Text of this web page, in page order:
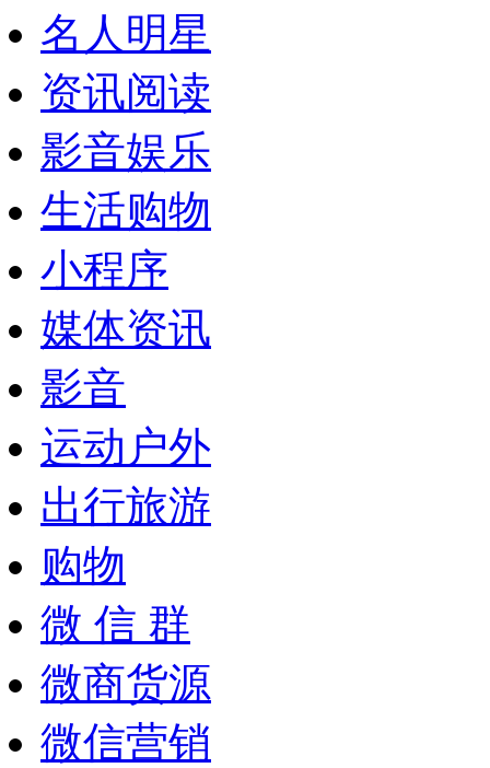
名人明星
资讯阅读
影音娱乐
生活购物
小程序
媒体资讯
影音
运动户外
出行旅游
购物
微 信 群
微商货源
微信营销